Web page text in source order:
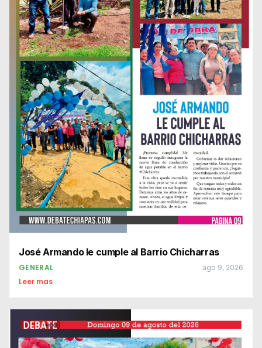
José Armando le cumple al Barrio Chicharras
GENERAL ago 9, 2026
Leer mas